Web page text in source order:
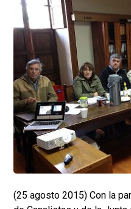
(25 agosto 2015) Con la